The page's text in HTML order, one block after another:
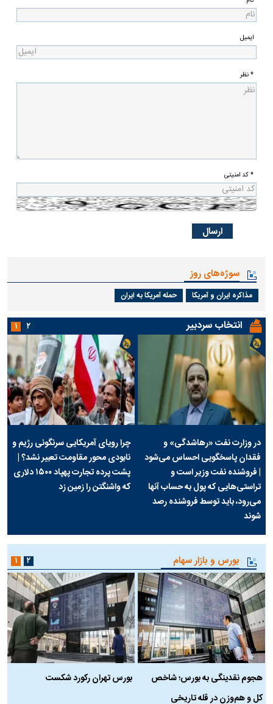
ایمیل
* نظر
* کد امنیتی
سوژه‌های روز
مذاکره ایران و آمریکا حمله آمریکا به ایران
انتخاب سردبیر
در وزارت نفت «رهاشدگی» و
فقدان پاسخگویی احساس می‌شود
| فروشنده نفت وزیر است و
تراستی‌هایی که پول به حساب آنها
می‌رود، باید توسط فروشنده رصد
شوند
چرا رویای آمریکایی سرنگونی رژیم و
نابودی محور مقاومت تعبیر نشد؟ |
پشت پرده تجارت پهپاد‌ ۱۵۰۰ دلاری
که واشنگتن را زمین زد
۱ ۲
بورس و بازار سهام
هجوم نقدینگی به بورس؛ شاخص
کل و هم‌وزن در قله تاریخی
بورس تهران رکورد شکست
۱ ۲